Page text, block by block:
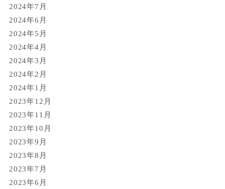
2024年7月
2024年6月
2024年5月
2024年4月
2024年3月
2024年2月
2024年1月
2023年12月
2023年11月
2023年10月
2023年9月
2023年8月
2023年7月
2023年6月